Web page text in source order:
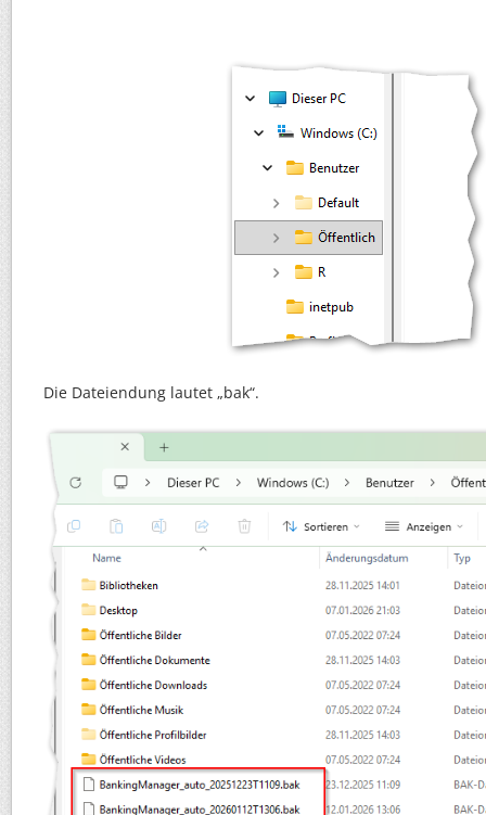
Die Dateiendung lautet „bak“.